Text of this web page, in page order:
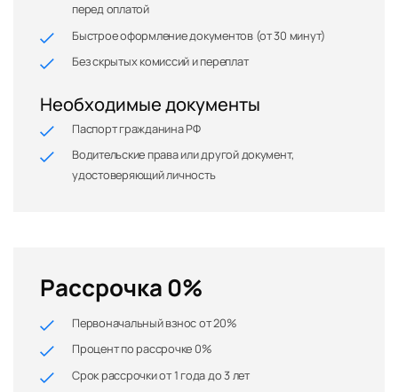
перед оплатой
Быстрое оформление документов (от 30 минут)
Без скрытых комиссий и переплат
Необходимые документы
Паспорт гражданина РФ
Водительские права или другой документ,
удостоверяющий личность
Рассрочка 0%
Первоначальный взнос от 20%
Процент по рассрочке 0%
Срок рассрочки от 1 года до 3 лет